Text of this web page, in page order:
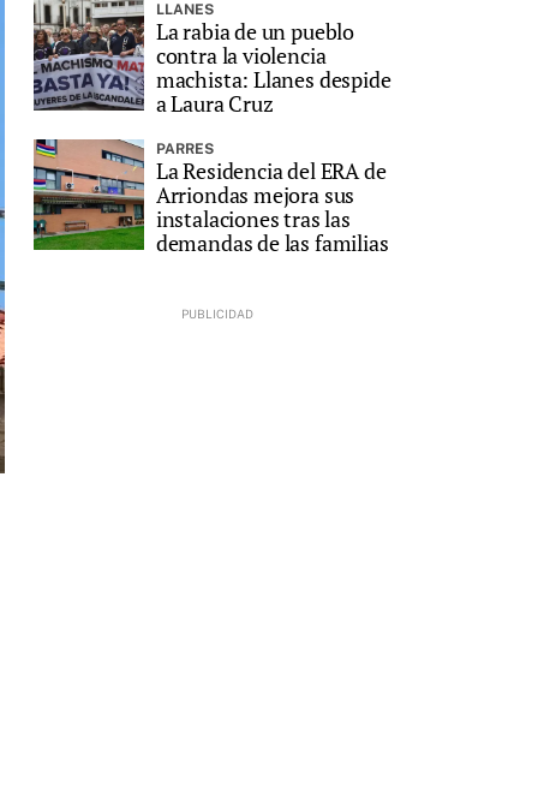
LLANES
La rabia de un pueblo
contra la violencia
machista: Llanes despide
a Laura Cruz
PARRES
La Residencia del ERA de
Arriondas mejora sus
instalaciones tras las
demandas de las familias